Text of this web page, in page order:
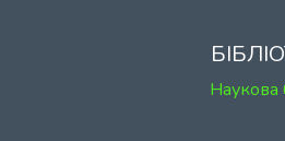
Наукова